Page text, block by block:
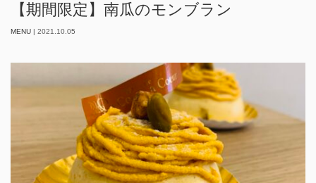
【期間限定】南瓜のモンブラン
MENU | 2021.10.05